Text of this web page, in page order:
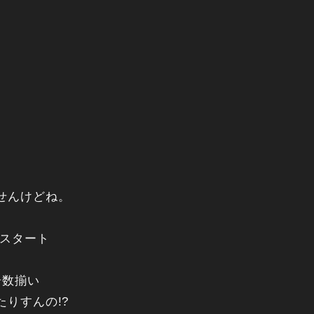
けどね。
タート
揃い
りすんの!?